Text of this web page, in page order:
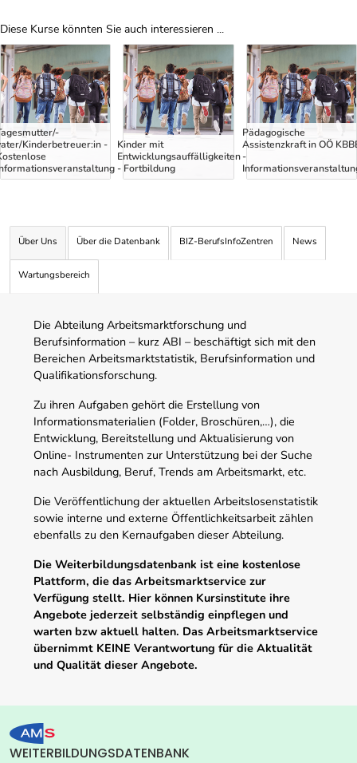
Diese Kurse könnten Sie auch interessieren ...
Uber Weiterbildungsvorschläge
Kinderbetreuer:in -
Kinder mit
Entwicklungsauffälligkeiten
- Fortbildung
Pädagogische
Assistenzkraft in OÖ
-
Über Uns Über die Datenbank BIZ-BerufsInfoZentren News
Wartungsbereich
Die Abteilung Arbeitsmarktforschung und
Berufsinformation – kurz ABI – beschäftigt sich mit den
Bereichen Arbeitsmarktstatistik, Berufsinformation und
Qualifikationsforschung.
Zu ihren Aufgaben gehört die Erstellung von
Informationsmaterialien (Folder, Broschüren,…), die
Entwicklung, Bereitstellung und Aktualisierung von
Online- Instrumenten zur Unterstützung bei der Suche
nach Ausbildung, Beruf, Trends am Arbeitsmarkt, etc.
Die Veröffentlichung der aktuellen Arbeitslosenstatistik
sowie interne und externe Öffentlichkeitsarbeit zählen
ebenfalls zu den Kernaufgaben dieser Abteilung.
Die Weiterbildungsdatenbank ist eine kostenlose
Plattform, die das Arbeitsmarktservice zur
Verfügung stellt. Hier können Kursinstitute ihre
Angebote jederzeit selbständig einpflegen und
warten bzw aktuell halten. Das Arbeitsmarktservice
übernimmt KEINE Verantwortung für die Aktualität
und Qualität dieser Angebote.
WEITERBILDUNGSDATENBANK